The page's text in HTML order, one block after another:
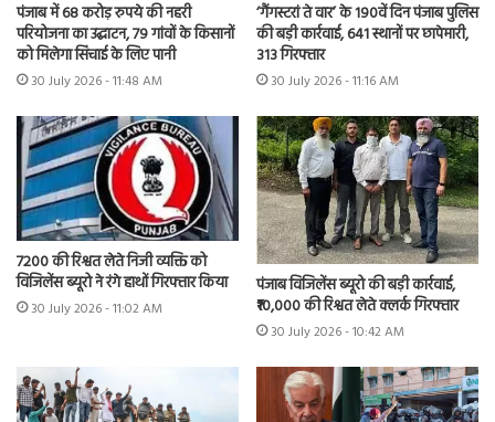
पंजाब में 68 करोड़ रुपये की नहरी
परियोजना का उद्घाटन, 79 गांवों के किसानों
को मिलेगा सिंचाई के लिए पानी
30 July 2026 - 11:48 AM
‘गैंगस्टरां ते वार’ के 190वें दिन पंजाब पुलिस
की बड़ी कार्रवाई, 641 स्थानों पर छापेमारी,
313 गिरफ्तार
30 July 2026 - 11:16 AM
7200 की रिश्वत लेते निजी व्यक्ति को
विजिलेंस ब्यूरो ने रंगे हाथों गिरफ्तार किया
30 July 2026 - 11:02 AM
पंजाब विजिलेंस ब्यूरो की बड़ी कार्रवाई,
₹10,000 की रिश्वत लेते क्लर्क गिरफ्तार
30 July 2026 - 10:42 AM